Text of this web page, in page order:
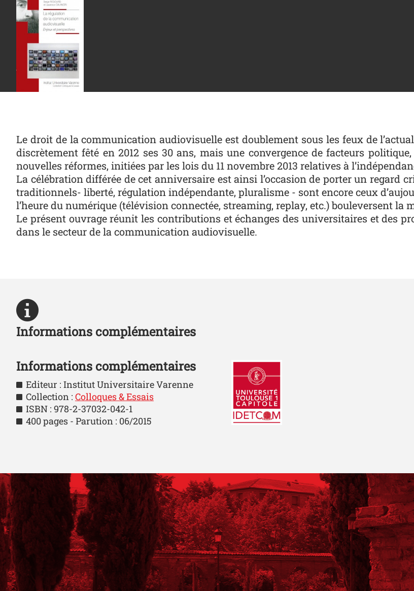
Le droit de la communication audiovisuelle est doublement sous les feux de
discrètement fêté en 2012 ses 30 ans, mais une convergence de facteurs
nouvelles réformes, initiées par les lois du 11 novembre 2013 relatives à
La célébration différée de cet anniversaire est ainsi l’occasion de porter un regard
traditionnels- liberté, régulation indépendante, pluralisme - sont encore ceux
l’heure du numérique (télévision connectée, streaming, replay, etc.) bouleversent la
Le présent ouvrage réunit les contributions et échanges des universitaires et des
dans le secteur de la communication audiovisuelle.
Informations complémentaires
Informations complémentaires
Editeur : Institut Universitaire Varenne
Collection : Colloques & Essais
ISBN : 978-2-37032-042-1
400 pages - Parution : 06/2015